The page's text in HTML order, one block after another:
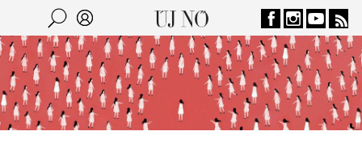
Jump to navigation
Kereső